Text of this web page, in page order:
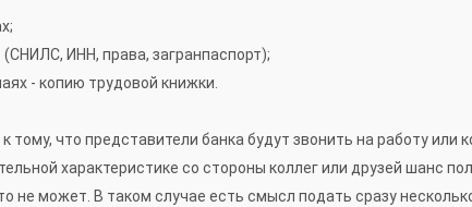
ИНН, права, загранпаспорт);
- копию трудовой книжки.
тому, что представители банка будут звонить на работу
характеристике со стороны коллег или друзей шанс
не может. В таком случае есть смысл подать сразу